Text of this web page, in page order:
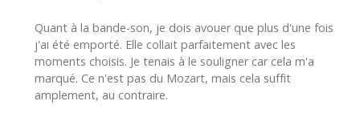
Quant à la bande-son, je dois avouer que plus d'une fois
j'ai été emporté. Elle collait parfaitement avec les
moments choisis. Je tenais à le souligner car cela m'a
marqué. Ce n'est pas du Mozart, mais cela suffit
amplement, au contraire.